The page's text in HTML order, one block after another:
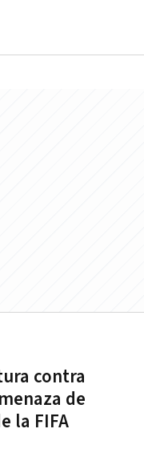
contra
de
la FIFA